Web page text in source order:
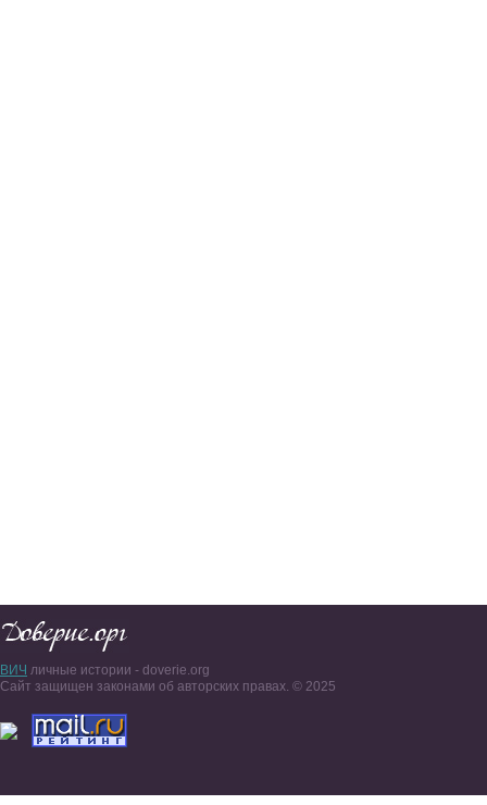
ВИЧ личные истории - doverie.org
Сайт защищен законами об авторских правах. © 2025